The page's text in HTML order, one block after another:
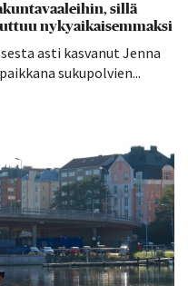
sillä
nykyaikaisemmaksi
asti kasvanut Jenna
sukupolvien...